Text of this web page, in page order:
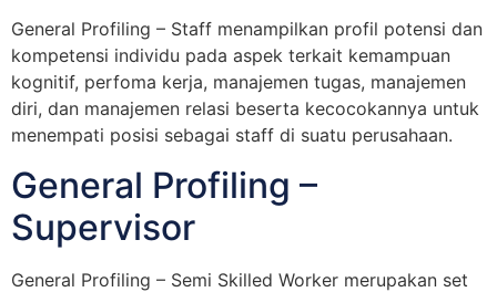
General Profiling – Staff menampilkan profil potensi dan
kompetensi individu pada aspek terkait kemampuan
kognitif, perfoma kerja, manajemen tugas, manajemen
diri, dan manajemen relasi beserta kecocokannya untuk
menempati posisi sebagai staff di suatu perusahaan.
General Profiling –
Supervisor
General Profiling – Semi Skilled Worker merupakan set